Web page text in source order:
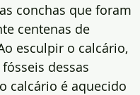
conchas que foram
centenas de
esculpir o calcário,
dessas
calcário é aquecido